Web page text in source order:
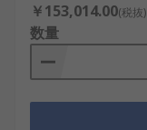
￥153,014.00(税抜)
数量